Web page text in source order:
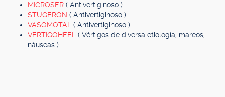
MICROSER ( Antivertiginoso )
STUGERON ( Antivertiginoso )
VASOMOTAL ( Antivertiginoso )
VERTIGOHEEL ( Vértigos de diversa etiología, mareos,
náuseas )